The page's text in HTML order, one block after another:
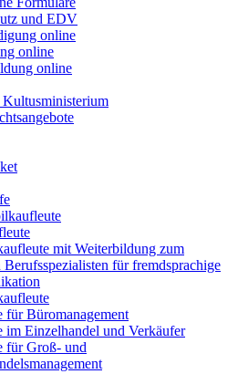
und EDV
online
online
online
Kultusministerium
mit Weiterbildung zum
Berufsspezialisten für fremdsprachige
für Büromanagement
im Einzelhandel und Verkäufer
für Groß- und